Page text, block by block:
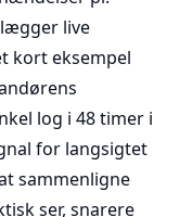
live
kort eksempel
log i 48 timer i
for langsigtet
sammenligne
ser, snarere